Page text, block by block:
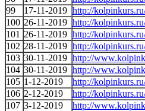
99
17-11-2019 http://
100 26-11-2019 http://
101 26-11-2019 http://
102 28-11-2019 http://
103 30-11-2019 http://
104 30-11-2019 http://
105 1-12-2019
http://
106 2-12-2019
http://
107 3-12-2019
http://